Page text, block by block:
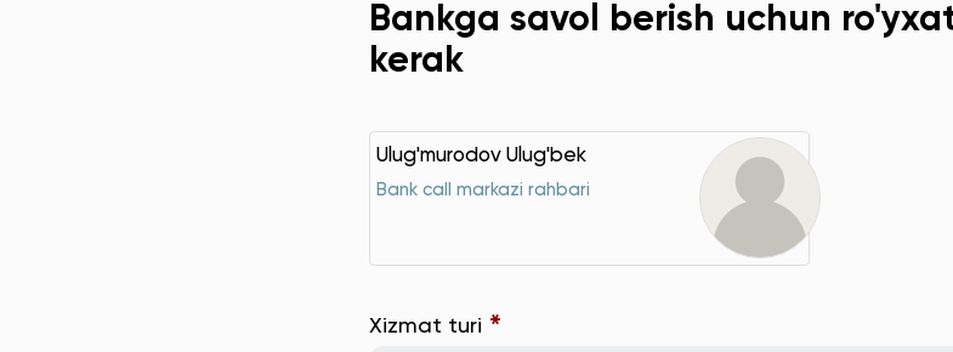
Bankga savol berish uchun
kerak
Ulug'murodov Ulug'bek
Bank call markazi rahbari
Xizmat turi *